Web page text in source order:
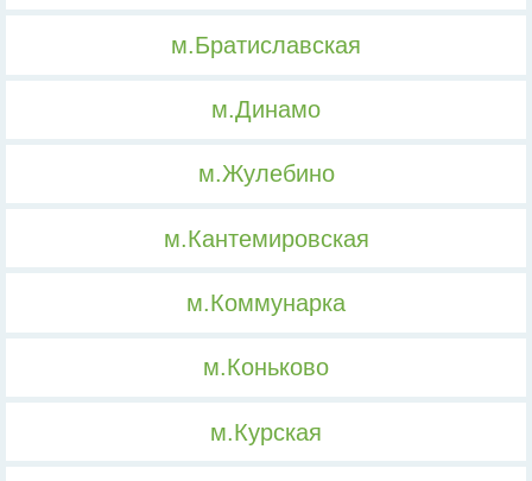
м.Братиславская
м.Динамо
м.Жулебино
м.Кантемировская
м.Коммунарка
м.Коньково
м.Курская